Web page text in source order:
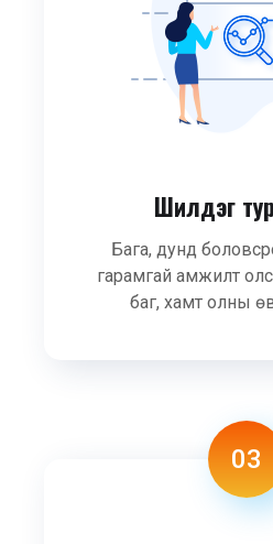
Шилдэг
Бага, дунд
гарамгай амжилт
баг, хамт олны
03